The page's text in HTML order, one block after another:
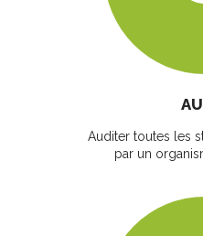
Auditer toutes les
par un